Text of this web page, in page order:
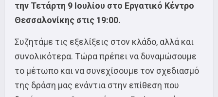
την Τετάρτη 9 Ιουλίου στο Εργατικό Κέντρο
Θεσσαλονίκης στις 19:00.
Συζητάμε τις εξελίξεις στον κλάδο, αλλά και
συνολικότερα. Τώρα πρέπει να δυναμώσουμε
το μέτωπο και να συνεχίσουμε τον σχεδιασμό
της δράση μας ενάντια στην επίθεση που